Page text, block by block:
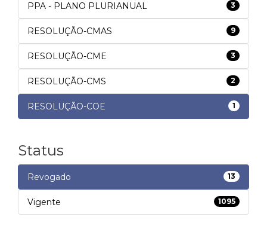
PPA - PLANO PLURIANUAL 3
RESOLUÇÃO-CMAS 9
RESOLUÇÃO-CME 3
RESOLUÇÃO-CMS 2
RESOLUÇÃO-COE 1
Status
Revogado 13
Vigente 1095